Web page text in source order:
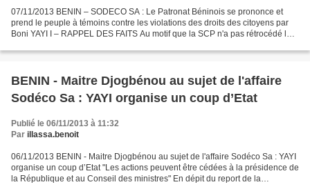
07/11/2013 BENIN – SODECO SA : Le Patronat Béninois se prononce et
prend le peuple à témoins contre les violations des droits des citoyens par
Boni YAYI I – RAPPEL DES FAITS Au motif que la SCP n'a pas rétrocédé les
BENIN - Maitre Djogbénou au sujet de l'affaire
Sodéco Sa : YAYI organise un coup d’Etat
Publié le 06/11/2013 à 11:32
Par illassa.benoit
06/11/2013 BENIN - Maitre Djogbénou au sujet de l'affaire Sodéco Sa : YAYI
organise un coup d’Etat "Les actions peuvent être cédées à la présidence de
la République et au Conseil des ministres" En dépit du report de la